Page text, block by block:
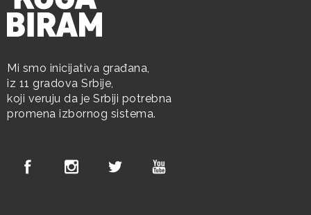
Mi smo inicijativa građana,
iz 11 gradova Srbije,
koji veruju da je Srbiji potrebna
promena izbornog sistema.